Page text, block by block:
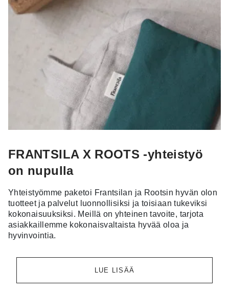
FRANTSILA X ROOTS -yhteistyö
on nupulla
Yhteistyömme paketoi Frantsilan ja Rootsin hyvän olon
tuotteet ja palvelut luonnollisiksi ja toisiaan tukeviksi
kokonaisuuksiksi. Meillä on yhteinen tavoite, tarjota
asiakkaillemme kokonaisvaltaista hyvää oloa ja
hyvinvointia.
LUE LISÄÄ